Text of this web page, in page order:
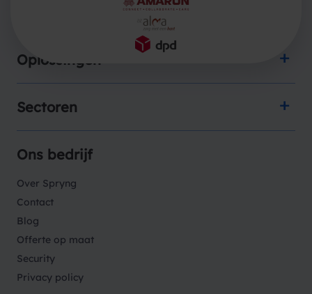
Oplossingen
Sectoren
Ons bedrijf
Over Spryng
Contact
Blog
Offerte op maat
Security
Privacy policy